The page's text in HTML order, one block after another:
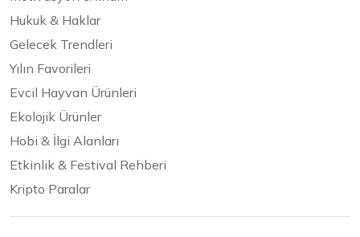
Hukuk & Haklar
Gelecek Trendleri
Yılın Favorileri
Evcil Hayvan Ürünleri
Ekolojik Ürünler
Hobi & İlgi Alanları
Etkinlik & Festival Rehberi
Kripto Paralar